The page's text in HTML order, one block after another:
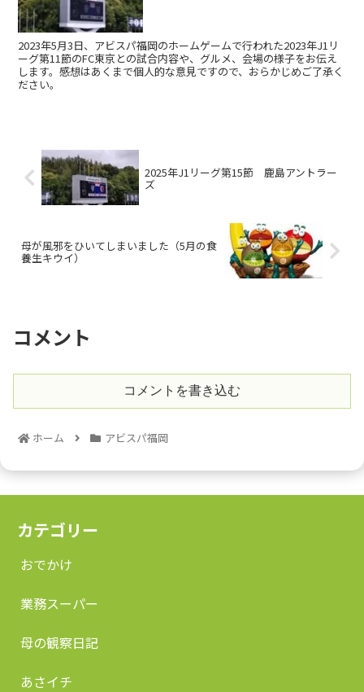
2023年5月3日、アビスパ福岡のホームゲームで行われた2023年J1リ
ーグ第11節のFC東京との試合内容や、グルメ、会場の様子をお伝え
します。感想はあくまで個人的な意見ですので、おらかじめご了承く
ださい。
2025年J1リーグ第15節 鹿島アントラー
ズ
母が風邪をひいてしまいました（5月の食
養生キウイ）
コメント
コメントを書き込む
ホーム アビスパ福岡
カテゴリー
おでかけ
業務スーパー
母の観察日記
あさイチ